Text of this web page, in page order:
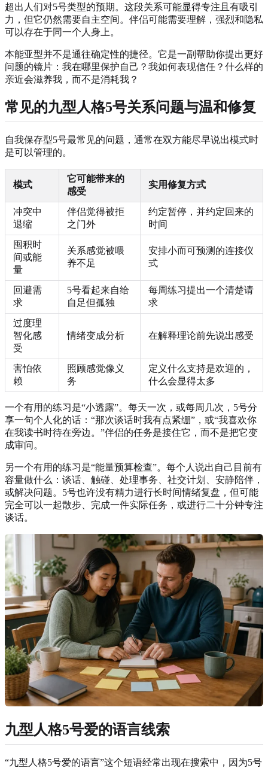
超出人们对5号类型的预期。这段关系可能显得专注且有吸引
力，但它仍然需要自主空间。伴侣可能需要理解，强烈和隐私
可以存在于同一个人身上。
本能亚型并不是通往确定性的捷径。它是一副帮助你提出更好
问题的镜片：我在哪里保护自己？我如何表现信任？什么样的
亲近会滋养我，而不是消耗我？
常见的九型人格5号关系问题与温和修复
自我保存型5号最常见的问题，通常在双方能尽早说出模式时
是可以管理的。
模式
它可能带来的
感受
实用修复方式
冲突中
退缩
伴侣觉得被拒
之门外
约定暂停，并约定回来的
时间
囤积时
间或能
量
关系感觉被喂
养不足
安排小而可预测的连接仪
式
回避需
求
5号看起来自给
自足但孤独
每周练习提出一个清楚请
求
过度理
智化感
受
情绪变成分析 在解释理论前先说出感受
害怕依
赖
照顾感觉像义
务
定义什么支持是欢迎的，
什么会显得太多
一个有用的练习是“小透露”。每天一次，或每周几次，5号分
享一句个人化的话：“那次谈话时我有点紧绷”，或“我喜欢你
在我读书时待在旁边。”伴侣的任务是接住它，而不是把它变
成审问。
另一个有用的练习是“能量预算检查”。每个人说出自己目前有
容量做什么：谈话、触碰、处理事务、社交计划、安静陪伴，
或解决问题。5号也许没有精力进行长时间情绪复盘，但可能
完全可以一起散步、完成一件实际任务，或进行二十分钟专注
谈话。
九型人格5号爱的语言线索
“九型人格5号爱的语言”这个短语经常出现在搜索中，因为5号